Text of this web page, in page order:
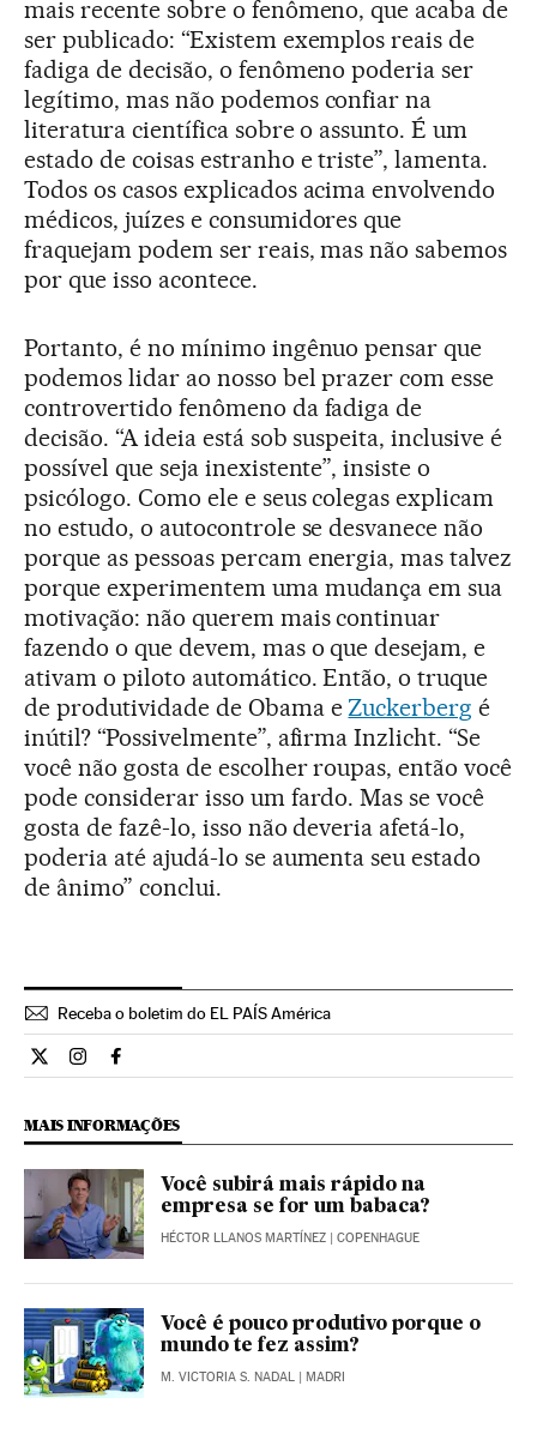
mais recente sobre o fenômeno, que acaba de
ser publicado: “Existem exemplos reais de
fadiga de decisão, o fenômeno poderia ser
legítimo, mas não podemos confiar na
literatura científica sobre o assunto. É um
estado de coisas estranho e triste”, lamenta.
Todos os casos explicados acima envolvendo
médicos, juízes e consumidores que
fraquejam podem ser reais, mas não sabemos
por que isso acontece.
Portanto, é no mínimo ingênuo pensar que
podemos lidar ao nosso bel prazer com esse
controvertido fenômeno da fadiga de
decisão. “A ideia está sob suspeita, inclusive é
possível que seja inexistente”, insiste o
psicólogo. Como ele e seus colegas explicam
no estudo, o autocontrole se desvanece não
porque as pessoas percam energia, mas talvez
porque experimentem uma mudança em sua
motivação: não querem mais continuar
fazendo o que devem, mas o que desejam, e
ativam o piloto automático. Então, o truque
de produtividade de Obama e Zuckerberg é
inútil? “Possivelmente”, afirma Inzlicht. “Se
você não gosta de escolher roupas, então você
pode considerar isso um fardo. Mas se você
gosta de fazê-lo, isso não deveria afetá-lo,
poderia até ajudá-lo se aumenta seu estado
de ânimo” conclui.
Receba o boletim do EL PAÍS América
Ciencia El País Brasil en Twitter
Ciencia El País Brasil en Instagram
Ciencia El País Brasil en Facebook
MAIS INFORMAÇÕES
Você subirá mais rápido na
empresa se for um babaca?
HÉCTOR LLANOS MARTÍNEZ | COPENHAGUE
Você é pouco produtivo porque o
mundo te fez assim?
M. VICTORIA S. NADAL | MADRI